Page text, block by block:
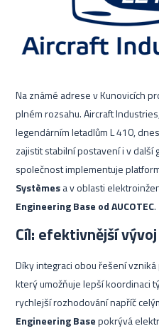
Na známé adrese v Kunovicích
plném rozsahu. Aircraft
legendárním letadlům L 410,
zajistit stabilní postavení i v další
společnost implementuje
Systèmesa v oblasti
Engineering Base od AUCOTEC.
Cíl: efektivnější
Díky integraci obou řešení
který umožňuje lepší koordinaci
rychlejší rozhodování napříč
Engineering Basepokrývá